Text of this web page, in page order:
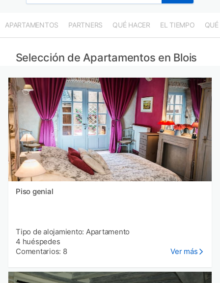
APARTAMENTOS PARTNERS QUÉ HACER EL TIEMPO QUÉ
Selección de Apartamentos en Blois
Piso genial
Tipo de alojamiento: Apartamento
4 huéspedes
Comentarios: 8
Ver más